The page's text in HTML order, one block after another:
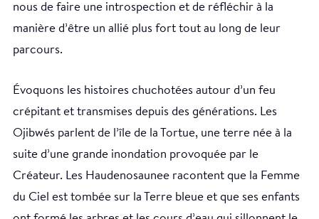
nous de faire une introspection et de réfléchir à la
manière d’être un allié plus fort tout au long de leur
parcours.
Évoquons les histoires chuchotées autour d’un feu
crépitant et transmises depuis des générations. Les
Ojibwés parlent de l’île de la Tortue, une terre née à la
suite d’une grande inondation provoquée par le
Créateur. Les Haudenosaunee racontent que la Femme
du Ciel est tombée sur la Terre bleue et que ses enfants